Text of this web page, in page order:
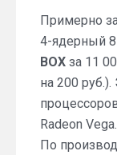
Примерно
4-ядерный
BOX за 11
на 200
Radeon Vega.
По